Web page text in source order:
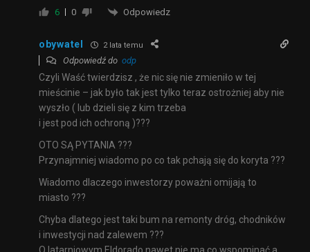
6 0 Odpowiedz
obywatel 2 lata temu
Odpowiedź do odp
Czyli Waść twierdzisz , że nic się nie zmieniło w tej
mieścinie – jak było tak jest tylko teraz ostrożniej aby nie
wyszło ( lub dzieli się z kim trzeba
i jest pod ich ochroną )???
OTO SĄ PYTANIA ???
Przynajmniej wiadomo po co tak pchają się do koryta ???
Wiadomo dlaczego inwestorzy poważni omijają to
miasto ???
Chyba dlatego jest taki bum na remonty dróg, chodników
i inwestycji nad zalewem ???